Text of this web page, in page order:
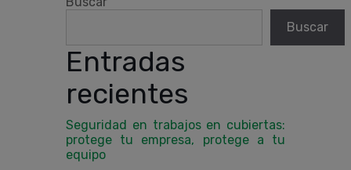
Buscar
Entradas
recientes
Seguridad en trabajos en cubiertas:
protege tu empresa, protege a tu
equipo